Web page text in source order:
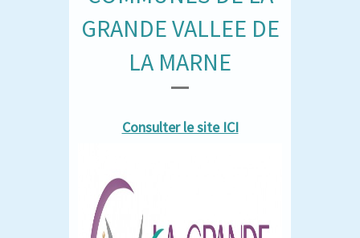
GRANDE VALLEE DE
LA MARNE
Consulter le site ICI